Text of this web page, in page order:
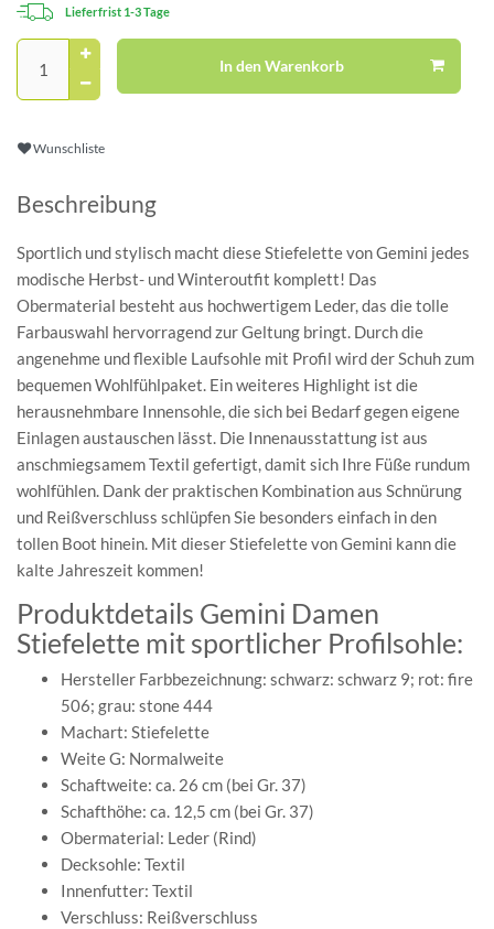
Lieferfrist 1-3 Tage
In den Warenkorb
Wunschliste
Beschreibung
Sportlich und stylisch macht diese Stiefelette von Gemini jedes
modische Herbst- und Winteroutfit komplett! Das
Obermaterial besteht aus hochwertigem Leder, das die tolle
Farbauswahl hervorragend zur Geltung bringt. Durch die
angenehme und flexible Laufsohle mit Profil wird der Schuh zum
bequemen Wohlfühlpaket. Ein weiteres Highlight ist die
herausnehmbare Innensohle, die sich bei Bedarf gegen eigene
Einlagen austauschen lässt. Die Innenausstattung ist aus
anschmiegsamem Textil gefertigt, damit sich Ihre Füße rundum
wohlfühlen. Dank der praktischen Kombination aus Schnürung
und Reißverschluss schlüpfen Sie besonders einfach in den
tollen Boot hinein. Mit dieser Stiefelette von Gemini kann die
kalte Jahreszeit kommen!
Produktdetails Gemini Damen
Stiefelette mit sportlicher Profilsohle:
Hersteller Farbbezeichnung: schwarz: schwarz 9; rot: fire
506; grau: stone 444
Machart: Stiefelette
Weite G: Normalweite
Schaftweite: ca. 26 cm (bei Gr. 37)
Schafthöhe: ca. 12,5 cm (bei Gr. 37)
Obermaterial: Leder (Rind)
Decksohle: Textil
Innenfutter: Textil
Verschluss: Reißverschluss